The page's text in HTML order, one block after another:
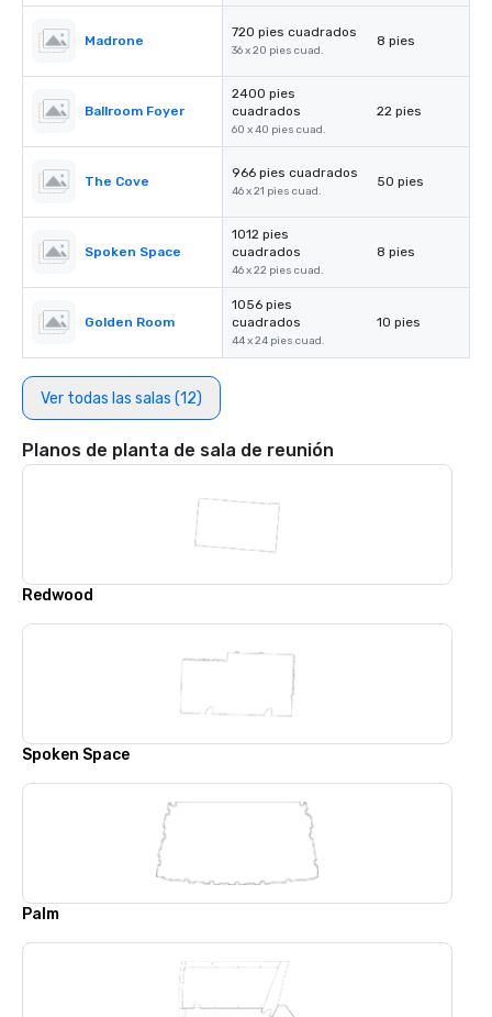
Madrone
720 pies cuadrados
36 x 20 pies cuad.
8 pies
Ballroom Foyer
2400 pies
cuadrados
60 x 40 pies cuad.
22 pies
The Cove
966 pies cuadrados
46 x 21 pies cuad.
50 pies
Spoken Space
1012 pies
cuadrados
46 x 22 pies cuad.
8 pies
Golden Room
1056 pies
cuadrados
44 x 24 pies cuad.
10 pies
Ver todas las salas (12)
Planos de planta de sala de reunión
Redwood
Spoken Space
Palm